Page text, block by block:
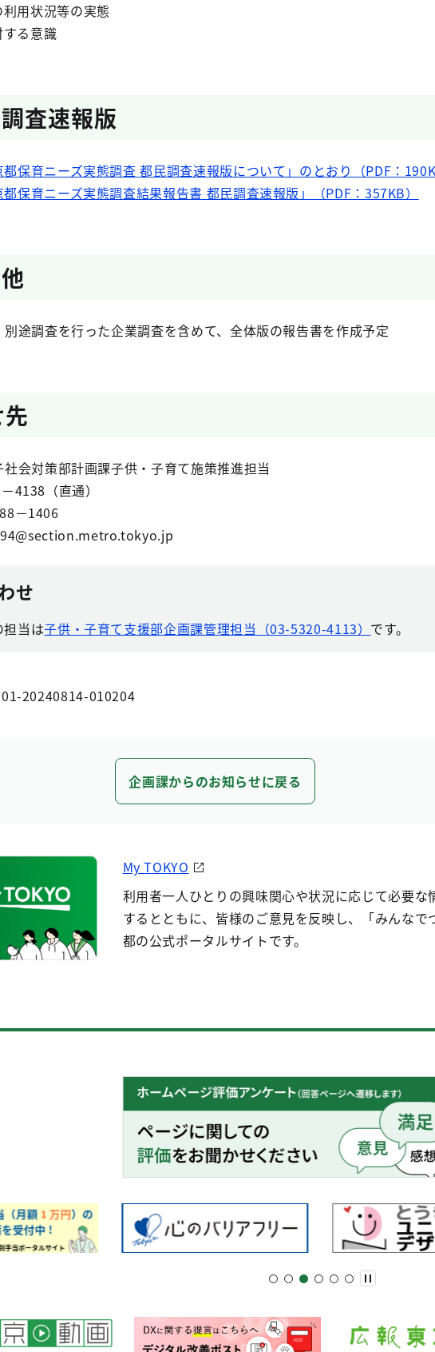
用状況等の実態
る意識
査速報版
保育ニーズ実態調査 都民調査速報版について」のとおり（PDF：
保育ニーズ実態調査結果報告書 都民調査速報版」（PDF：357KB）
途調査を行った企業調査を含めて、全体版の報告書を作成予定
会対策部計画課子供・子育て施策推進担当
4138（直通）
－1406
せ
担当は子供・子育て支援部企画課管理担当（03-5320-4113） です。
20240814-010204
企画課からのお知らせに戻る
My TOKYO
利用者一人ひとりの興味関心や状況に応じて必要な
するとともに、皆様のご意見を反映し、「みんなで
都の公式ポータルサイトです。